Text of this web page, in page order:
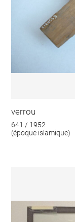
verrou
641 / 1952
(époque islamique)